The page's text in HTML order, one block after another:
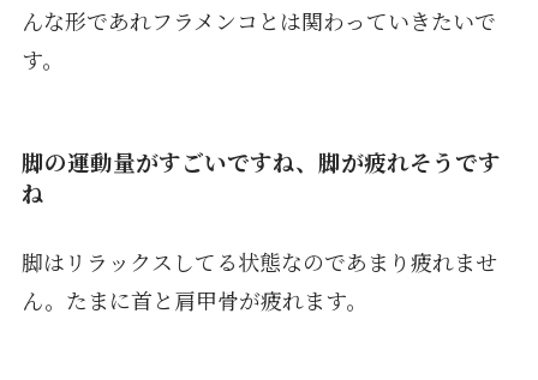
んな形であれフラメンコとは関わっていきたいで
す。
脚の運動量がすごいですね、脚が疲れそうです
ね
脚はリラックスしてる状態なのであまり疲れませ
ん。たまに首と肩甲骨が疲れます。